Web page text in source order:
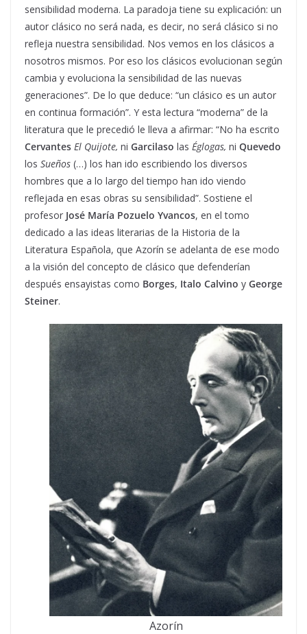
sensibilidad moderna. La paradoja tiene su explicación: un
autor clásico no será nada, es decir, no será clásico si no
refleja nuestra sensibilidad. Nos vemos en los clásicos a
nosotros mismos. Por eso los clásicos evolucionan según
cambia y evoluciona la sensibilidad de las nuevas
generaciones”. De lo que deduce: “un clásico es un autor
en continua formación”. Y esta lectura “moderna” de la
literatura que le precedió le lleva a afirmar: “No ha escrito
Cervantes El Quijote, ni Garcilaso las Églogas, ni Quevedo
los Sueños (…) los han ido escribiendo los diversos
hombres que a lo largo del tiempo han ido viendo
reflejada en esas obras su sensibilidad”. Sostiene el
profesor José María Pozuelo Yvancos, en el tomo
dedicado a las ideas literarias de la Historia de la
Literatura Española, que Azorín se adelanta de ese modo
a la visión del concepto de clásico que defenderían
después ensayistas como Borges, Italo Calvino y George
Steiner.
Azorín